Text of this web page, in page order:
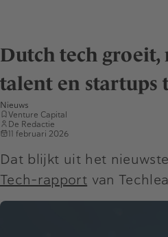
Dutch tech groeit,
talent en startups
Nieuws
Venture Capital
De Redactie
11 februari 2026
Dat blijkt uit het nieuwste
Tech-rapport van